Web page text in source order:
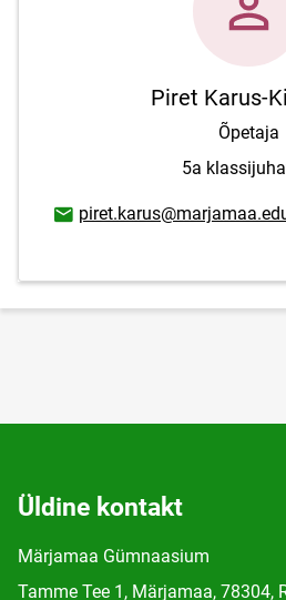
Piret Karus-
Õpetaja
5a
E-posti aadress
Üldine kontakt
Märjamaa Gümnaasium
Tamme Tee 1, Märjamaa, 78304,